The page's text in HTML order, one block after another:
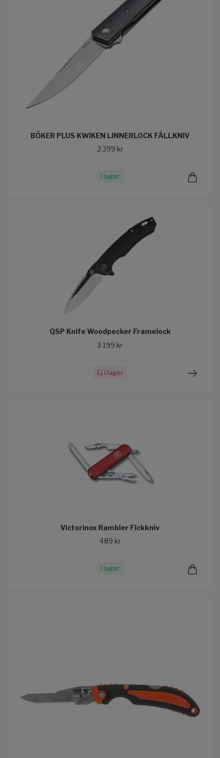
BÖKER PLUS KWIKEN LINNERLOCK FÄLLKNIV
2 399 kr
I lager
QSP Knife Woodpecker Framelock
3 199 kr
Ej i lager
Victorinox Rambler Fickkniv
489 kr
I lager